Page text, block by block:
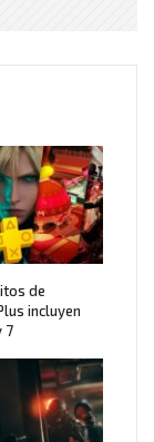
de
incluyen
7